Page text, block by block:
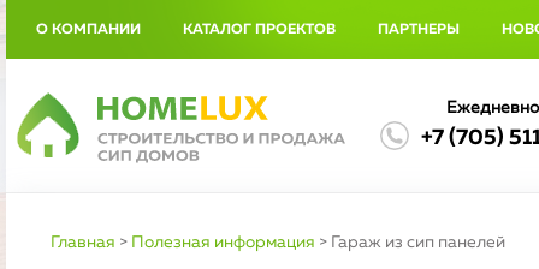
О КОМПАНИИ КАТАЛОГ ПРОЕКТОВ ПАРТНЕРЫ
+7 (705)
Главная > Полезная информация > Гараж из сип панелей